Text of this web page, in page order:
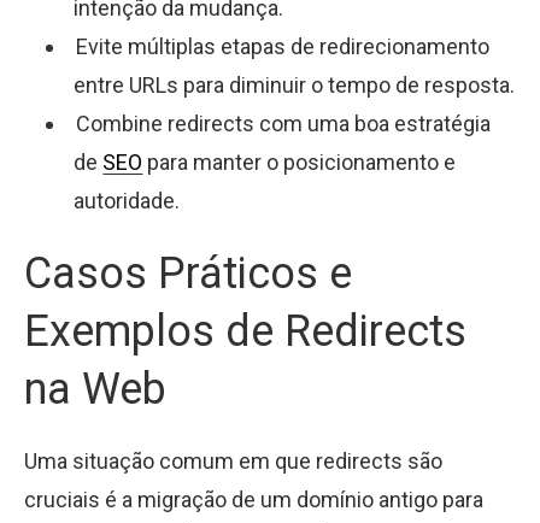
intenção da mudança.
Evite múltiplas etapas de redirecionamento
entre URLs para diminuir o tempo de resposta.
Combine redirects com uma boa estratégia
de SEO para manter o posicionamento e
autoridade.
Casos Práticos e
Exemplos de Redirects
na Web
Uma situação comum em que redirects são
cruciais é a migração de um domínio antigo para